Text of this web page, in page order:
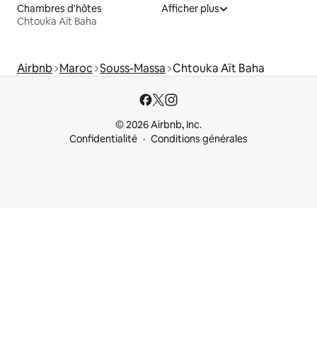
Chambres d'hôtes
Chtouka Aït Baha
Afficher plus
Airbnb Maroc Souss-Massa Chtouka Aït Baha
© 2026 Airbnb, Inc.
Confidentialité
Conditions générales